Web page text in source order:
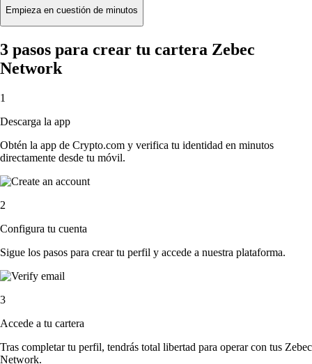
Empieza en cuestión de minutos
3 pasos para crear tu cartera Zebec
Network
1
Descarga la app
Obtén la app de Crypto.com y verifica tu identidad en minutos
directamente desde tu móvil.
2
Configura tu cuenta
Sigue los pasos para crear tu perfil y accede a nuestra plataforma.
3
Accede a tu cartera
Tras completar tu perfil, tendrás total libertad para operar con tus Zebec
Network.